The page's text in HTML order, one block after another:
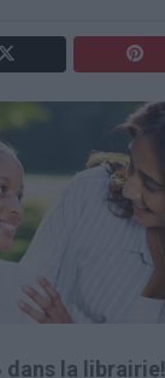
dans la librairie!